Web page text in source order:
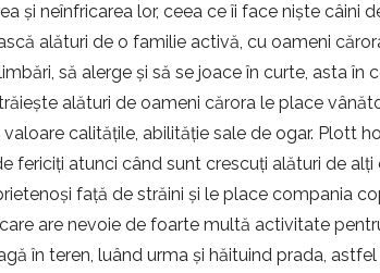
și neînfricarea lor, ceea ce îi face niște câini
alături de o familie activă, cu oameni
să alerge și să se joace în curte, asta în
alături de oameni cărora le place
calitățile, abilităție sale de ogar. Plott
fericiți atunci când sunt crescuți alături de
față de străini și le place compania
are nevoie de foarte multă activitate
în teren, luând urma și hăituind prada,